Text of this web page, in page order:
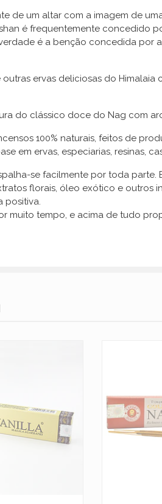
de um altar com a imagem de
é frequentemente concedido
é a benção concedida
ervas deliciosas do
do clássico doce do Nag com
100% naturais, feitos de
em ervas, especiarias, resinas,
se facilmente por toda parte.
florais, óleo exótico e
positiva.
muito tempo, e acima de tudo